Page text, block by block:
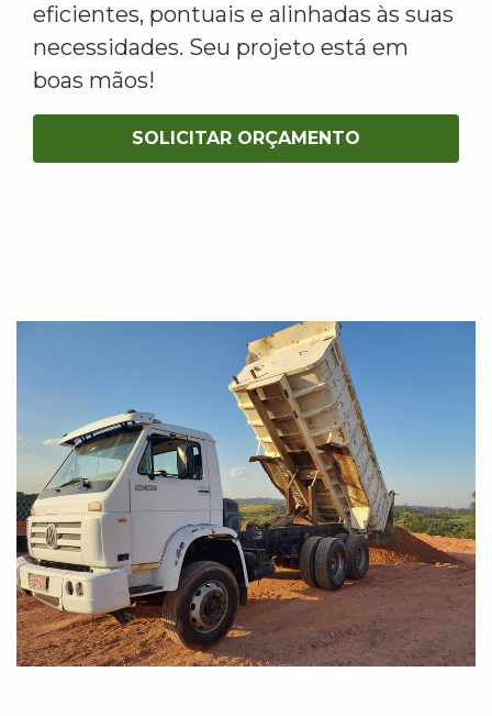
eficientes, pontuais e alinhadas às suas
necessidades. Seu projeto está em
boas mãos!
SOLICITAR ORÇAMENTO